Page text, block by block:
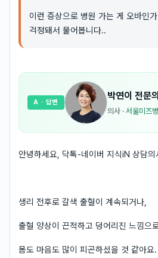
이런 증상으로 병원 가는 게 오바인
걱정돼서 물어봅니다..
박연이 전문의
의사 · 서울미즈
A · 답변
안녕하세요, 닥톡-네이버 지식iN 상담의
생리 전후로 갈색 출혈이 계속되거나,
출혈 양상이 끈적하고 덩어리진 느낌으
몸도 마음도 많이 피곤하셨을 것 같아요.